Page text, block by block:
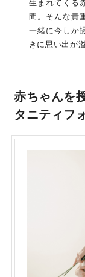
生まれてくる
間。そんな貴
一緒に今しか
きに思い出が
赤ちゃんを
タニティフ